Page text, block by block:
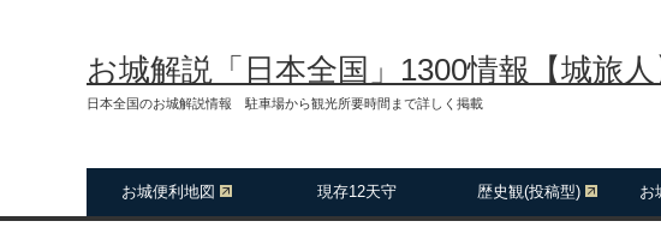
お城解説「日本全国」1300情報【城旅人
日本全国のお城解説情報 駐車場から観光所要時間まで詳しく掲載
お城便利地図 現存12天守 歴史観(投稿型) お